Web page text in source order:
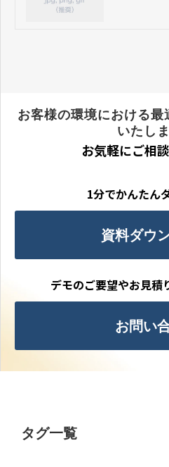
お客様の環境における
いたしま
お気軽にご相
資料ダウ
1分でかんたん
お問い
デモのご要望やお見積
タグ一覧